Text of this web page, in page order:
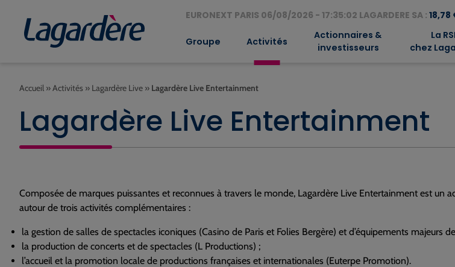
EURONEXT PARIS 06/08/2026 - 17:35:02 LAGARDERE SA : 18,78
Groupe Activités
Actionnaires &
investisseurs
La
chez
Accueil »Activités » Lagardère Live » Lagardère Live Entertainment
Lagardère Live Entertainment
Composée de marques puissantes et reconnues à travers le monde, Lagardère Live Entertainment est
autour de trois activités complémentaires :
la gestion de salles de spectacles iconiques (Casino de Paris et Folies Bergère) et d’équipements majeurs
la production de concerts et de spectacles (L Productions) ;
l’accueil et la promotion locale de productions françaises et internationales (Euterpe Promotion).